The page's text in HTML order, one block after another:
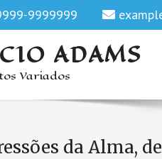
9999999
ADAMS
Variados
da Alma,